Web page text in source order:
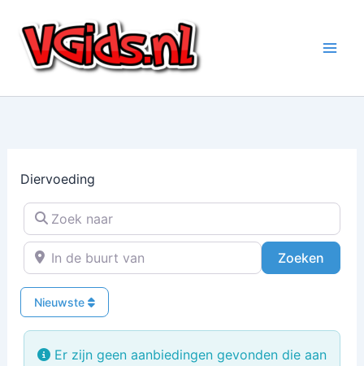
naar
inhoud
Diervoeding
Zoek naar
In de buurt van
Zoeken
Nieuwste
Er zijn geen aanbiedingen gevonden die aan